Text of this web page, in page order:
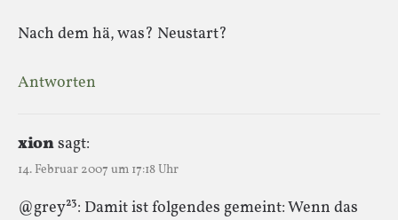
Nach dem hä, was? Neustart?
Antworten
xionsagt:
14. Februar 2007 um 17:18 Uhr
@grey²³: Damit ist folgendes gemeint: Wenn das